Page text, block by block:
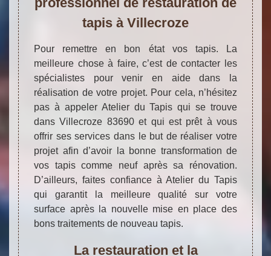
tapis à Villecroze
Pour remettre en bon état vos tapis. La
meilleure chose à faire, c’est de contacter les
spécialistes pour venir en aide dans la
réalisation de votre projet. Pour cela, n’hésitez
pas à appeler Atelier du Tapis qui se trouve
dans Villecroze 83690 et qui est prêt à vous
offrir ses services dans le but de réaliser votre
projet afin d’avoir la bonne transformation de
vos tapis comme neuf après sa rénovation.
D’ailleurs, faites confiance à Atelier du Tapis
qui garantit la meilleure qualité sur votre
surface après la nouvelle mise en place des
bons traitements de nouveau tapis.
La restauration et la